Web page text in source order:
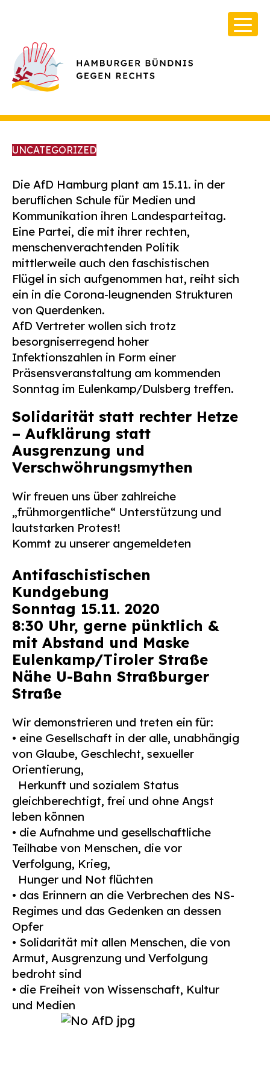
Über Uns
Infos & Broschüren
Archiv
Kontakt
Suchen
nach:
UNCATEGORIZED
Die AfD Hamburg plant am 15.11. in der
beruflichen Schule für Medien und
Kommunikation ihren Landesparteitag.
Eine Partei, die mit ihrer rechten,
menschenverachtenden Politik
mittlerweile auch den faschistischen
Flügel in sich aufgenommen hat, reiht sich
ein in die Corona-leugnenden Strukturen
von Querdenken.
AfD Vertreter wollen sich trotz
besorgniserregend hoher
Infektionszahlen in Form einer
Präsensveranstaltung am kommenden
Sonntag im Eulenkamp/Dulsberg treffen.
Solidarität statt rechter Hetze
– Aufklärung statt
Ausgrenzung und
Verschwöhrungsmythen
Wir freuen uns über zahlreiche
„frühmorgentliche“ Unterstützung und
lautstarken Protest!
Kommt zu unserer angemeldeten
Antifaschistischen
Kundgebung
Sonntag 15.11. 2020
8:30 Uhr, gerne pünktlich &
mit Abstand und Maske
Eulenkamp/Tiroler Straße
Nähe U-Bahn Straßburger
Straße
Wir demonstrieren und treten ein für:
• eine Gesellschaft in der alle, unabhängig
von Glaube, Geschlecht, sexueller
Orientierung,
Herkunft und sozialem Status
gleichberechtigt, frei und ohne Angst
leben können
• die Aufnahme und gesellschaftliche
Teilhabe von Menschen, die vor
Verfolgung, Krieg,
Hunger und Not flüchten
• das Erinnern an die Verbrechen des NS-
Regimes und das Gedenken an dessen
Opfer
• Solidarität mit allen Menschen, die von
Armut, Ausgrenzung und Verfolgung
bedroht sind
• die Freiheit von Wissenschaft, Kultur
und Medien